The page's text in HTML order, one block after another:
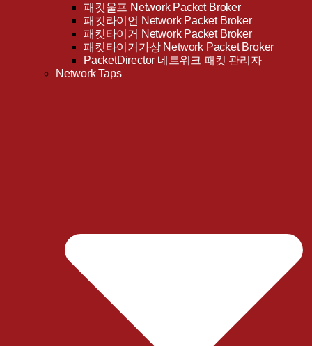
패킷울프 Network Packet Broker
패킷라이언 Network Packet Broker
패킷타이거 Network Packet Broker
패킷타이거가상 Network Packet Broker
PacketDirector 네트워크 패킷 관리자
Network Taps